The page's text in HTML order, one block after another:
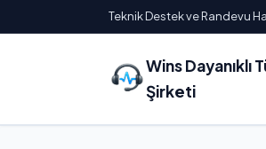
Teknik Destek ve Randevu
Wins Dayanıklı
Şirketi